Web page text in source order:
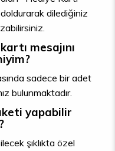
doldurarak dilediğiniz
mesajını
sadece bir adet
bulunmaktadır.
yapabilir
şıklıkta özel